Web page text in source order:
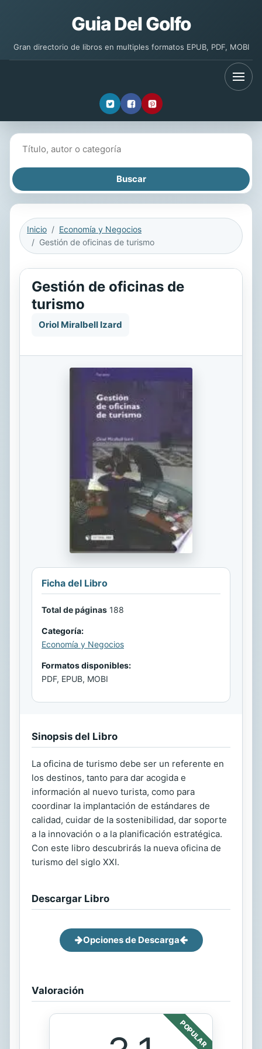
Guia Del Golfo
Gran directorio de libros en multiples formatos EPUB, PDF, MOBI
Inicio
Economía y Negocios
Gestión de oficinas de turismo
Gestión de oficinas de
turismo
Oriol Miralbell Izard
Ficha del Libro
Total de páginas 188
Categoría:
Economía y Negocios
Formatos disponibles:
PDF, EPUB, MOBI
Sinopsis del Libro
La oficina de turismo debe ser un referente en
los destinos, tanto para dar acogida e
información al nuevo turista, como para
coordinar la implantación de estándares de
calidad, cuidar de la sostenibilidad, dar soporte
a la innovación o a la planificación estratégica.
Con este libro descubrirás la nueva oficina de
turismo del siglo XXI.
Descargar Libro
Opciones de Descarga
Valoración
POPULAR